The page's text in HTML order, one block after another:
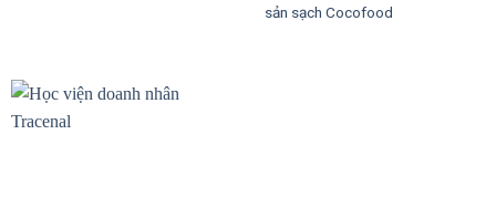
sản sạch Cocofood